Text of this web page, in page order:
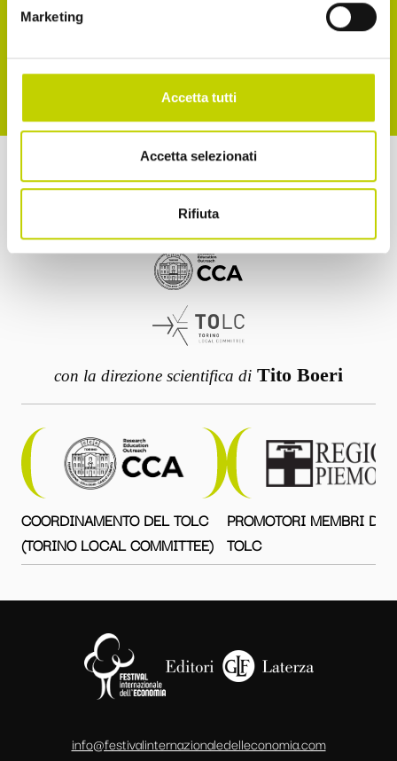
Marketing
Accetta tutti
Accetta selezionati
Rifiuta
con la direzione scientifica di Tito Boeri
COORDINAMENTO DEL TOLC
(TORINO LOCAL COMMITTEE)
PROMOTORI MEMBRI DEL
TOLC
info@festivalinternazionaledelleconomia.com